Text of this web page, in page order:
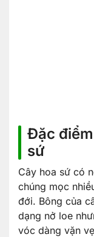
Đặc
sứ
Cây hoa sứ có
chúng mọc
đới. Bông của
dạng nở loe
vóc dàng vặn